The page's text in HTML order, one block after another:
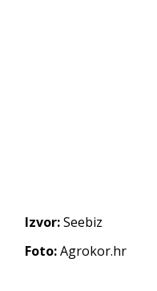
Izvor:Seebiz
Foto:Agrokor.hr